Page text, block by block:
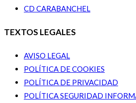
CD CARABANCHEL
TEXTOS LEGALES
AVISO LEGAL
POLÍTICA DE COOKIES
POLÍTICA DE PRIVACIDAD
POLÍTICA SEGURIDAD